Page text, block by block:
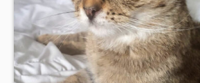
CONTACT
BOUTIQUE